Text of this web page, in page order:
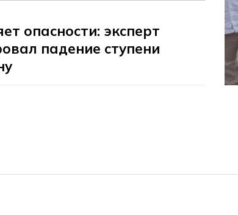
опасности: эксперт
падение ступени